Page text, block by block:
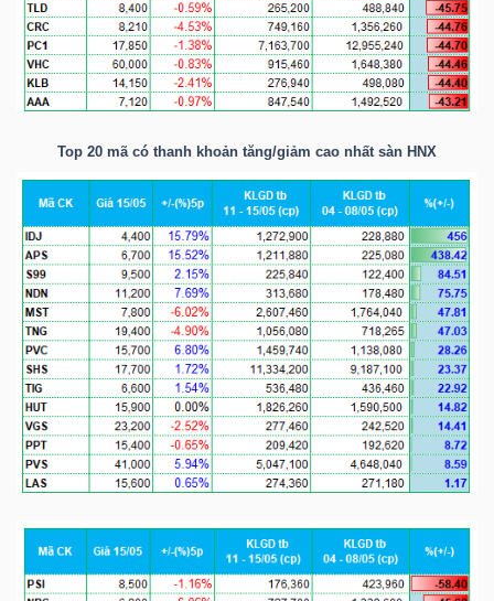
Top 20 mã có thanh khoản tăng/giảm cao nhất sàn HNX
VẬT
LIỆU
CÔNG
NGHIỆP
TIÊU
KHÔNG
THIẾT